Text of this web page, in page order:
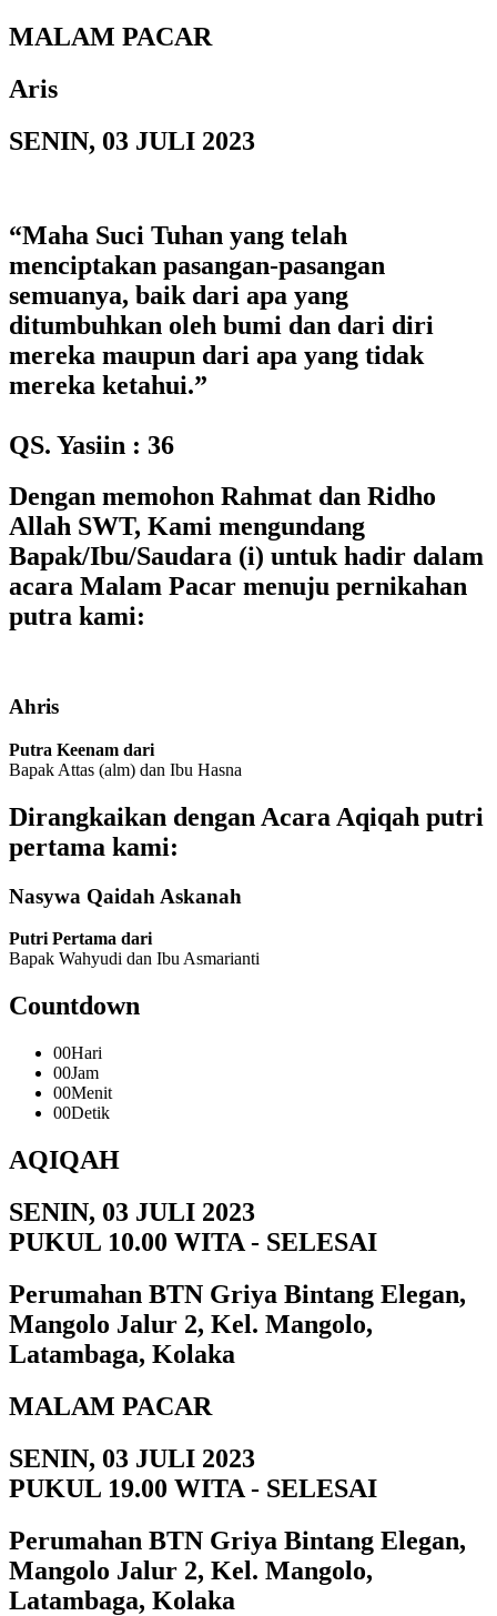
MALAM PACAR
Aris
SENIN, 03 JULI 2023
“Maha Suci Tuhan yang telah
menciptakan pasangan-pasangan
semuanya, baik dari apa yang
ditumbuhkan oleh bumi dan dari diri
mereka maupun dari apa yang tidak
mereka ketahui.”
QS. Yasiin : 36
Dengan memohon Rahmat dan Ridho
Allah SWT, Kami mengundang
Bapak/Ibu/Saudara (i) untuk hadir dalam
acara Malam Pacar menuju pernikahan
putra kami:
Ahris
Putra Keenam dari
Bapak Attas (alm) dan Ibu Hasna
Dirangkaikan dengan Acara Aqiqah putri
pertama kami:
Nasywa Qaidah Askanah
Putri Pertama dari
Bapak Wahyudi dan Ibu Asmarianti
Countdown
00Hari
00Jam
00Menit
00Detik
AQIQAH
SENIN, 03 JULI 2023
PUKUL 10.00 WITA - SELESAI
Perumahan BTN Griya Bintang Elegan,
Mangolo Jalur 2, Kel. Mangolo,
Latambaga, Kolaka
MALAM PACAR
SENIN, 03 JULI 2023
PUKUL 19.00 WITA - SELESAI
Perumahan BTN Griya Bintang Elegan,
Mangolo Jalur 2, Kel. Mangolo,
Latambaga, Kolaka